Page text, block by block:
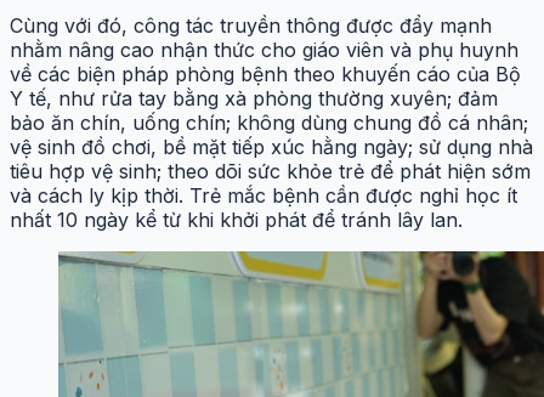
Cùng với đó, công tác truyền thông được đẩy mạnh
nhằm nâng cao nhận thức cho giáo viên và phụ huynh
về các biện pháp phòng bệnh theo khuyến cáo của Bộ
Y tế, như rửa tay bằng xà phòng thường xuyên; đảm
bảo ăn chín, uống chín; không dùng chung đồ cá nhân;
vệ sinh đồ chơi, bề mặt tiếp xúc hằng ngày; sử dụng nhà
tiêu hợp vệ sinh; theo dõi sức khỏe trẻ để phát hiện sớm
và cách ly kịp thời. Trẻ mắc bệnh cần được nghỉ học ít
nhất 10 ngày kể từ khi khởi phát để tránh lây lan.